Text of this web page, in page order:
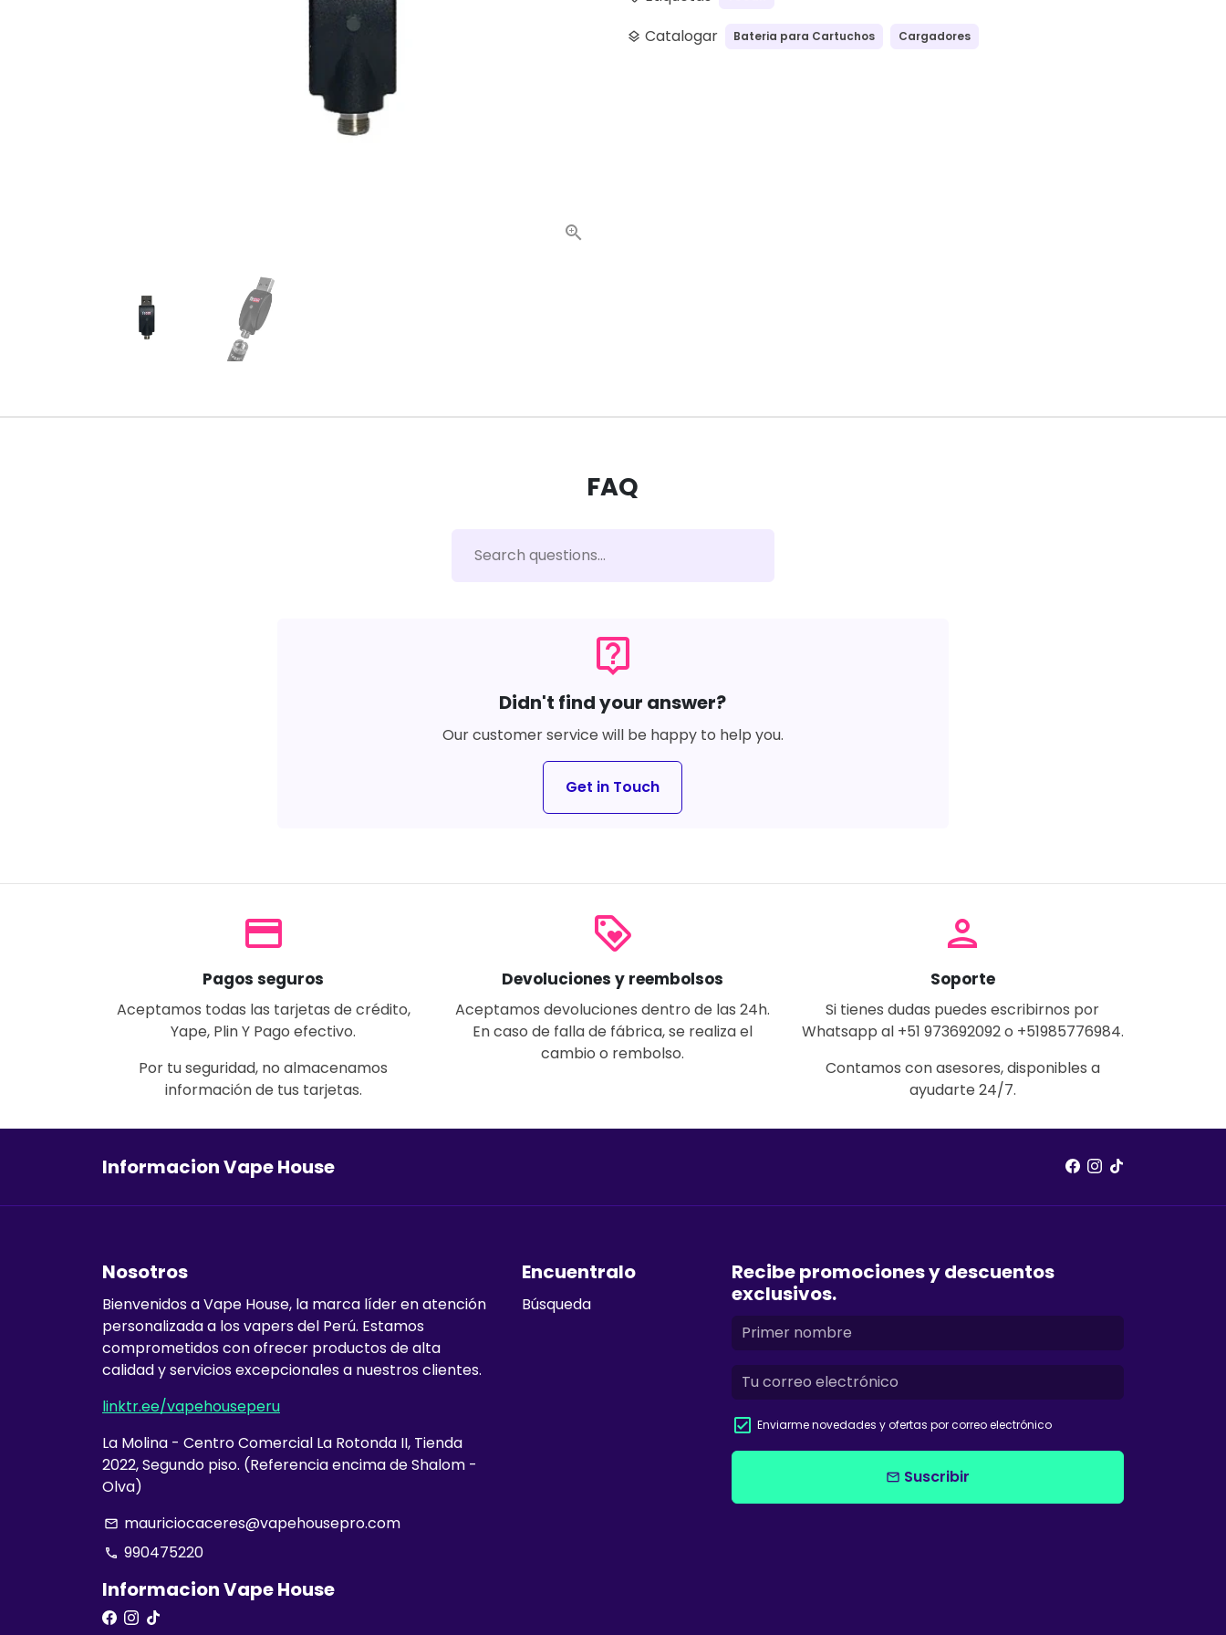
layers Catalogar Bateria para Cartuchos Cargadores
FAQ
live_help
Didn't find your answer?
Our customer service will be happy to help you.
Get in Touch
payment
Pagos seguros
Aceptamos todas las tarjetas de crédito,
Yape, Plin Y Pago efectivo.
Por tu seguridad, no almacenamos
información de tus tarjetas.
loyalty
Devoluciones y reembolsos
Aceptamos devoluciones dentro de las 24h.
En caso de falla de fábrica, se realiza el
cambio o rembolso.
person
Soporte
Si tienes dudas puedes escribirnos por
Whatsapp al +51 973692092 o +51985776984.
Contamos con asesores, disponibles a
ayudarte 24/7.
Informacion Vape House
Nosotros
Bienvenidos a Vape House, la marca líder en atención
personalizada a los vapers del Perú. Estamos
comprometidos con ofrecer productos de alta
calidad y servicios excepcionales a nuestros clientes.
linktr.ee/vapehouseperu
La Molina - Centro Comercial La Rotonda II, Tienda
2022, Segundo piso. (Referencia encima de Shalom -
Olva)
email mauriciocaceres@vapehousepro.com
phone 990475220
Informacion Vape House
Encuentralo
Búsqueda
Recibe promociones y descuentos
exclusivos.
Enviarme novedades y ofertas por correo electrónico
email Suscribir